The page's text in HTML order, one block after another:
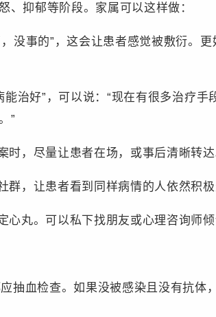
抑郁等阶段。家属可以这样做：
事的”，这会让患者感觉被敷衍。更
好”，可以说：“现在有很多治疗手
”
尽量让患者在场，或事后清晰转达
，让患者看到同样病情的人依然积极
丸。可以私下找朋友或心理咨询师倾
血检查。如果没被感染且没有抗体